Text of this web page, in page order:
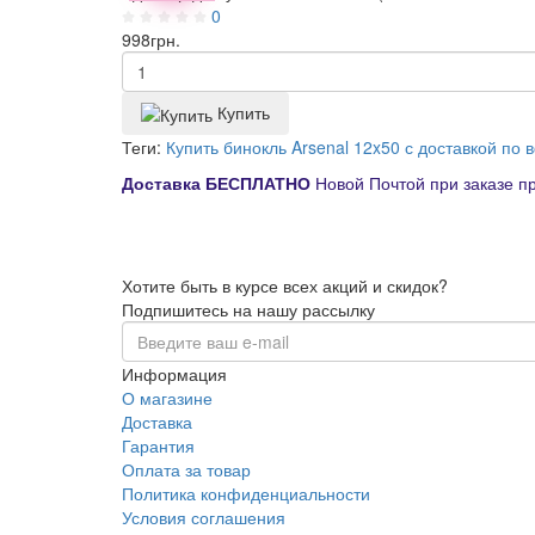
0
998грн.
Купить
Теги: Купить бинокль Arsenal 12x50 с доставкой по
Доставка БЕСПЛАТНО Новой Почтой при заказе
Хотите быть в курсе всех акций и скидок?
Подпишитесь на нашу рассылку
Информация
О магазине
Доставка
Гарантия
Оплата за товар
Политика конфиденциальности
Условия соглашения